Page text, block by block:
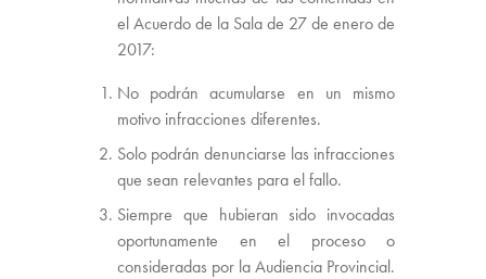
el Acuerdo de la Sala de 27 de enero de
2017:
No podrán acumularse en un mismo
motivo infracciones diferentes.
Solo podrán denunciarse las infracciones
que sean relevantes para el fallo.
Siempre que hubieran sido invocadas
oportunamente en el proceso o
consideradas por la Audiencia Provincial.